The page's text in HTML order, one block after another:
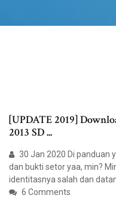
[UPDATE 2019]
2013 SD ...
30 Jan 2020 Di panduan
dan bukti setor yaa, min?
identitasnya salah dan
6 Comments